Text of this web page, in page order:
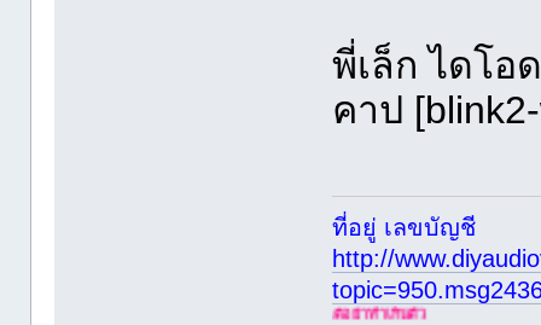
พี่เล็ก ไดโอ
คาป
ที่อยู่ เลขบัญชี
http://